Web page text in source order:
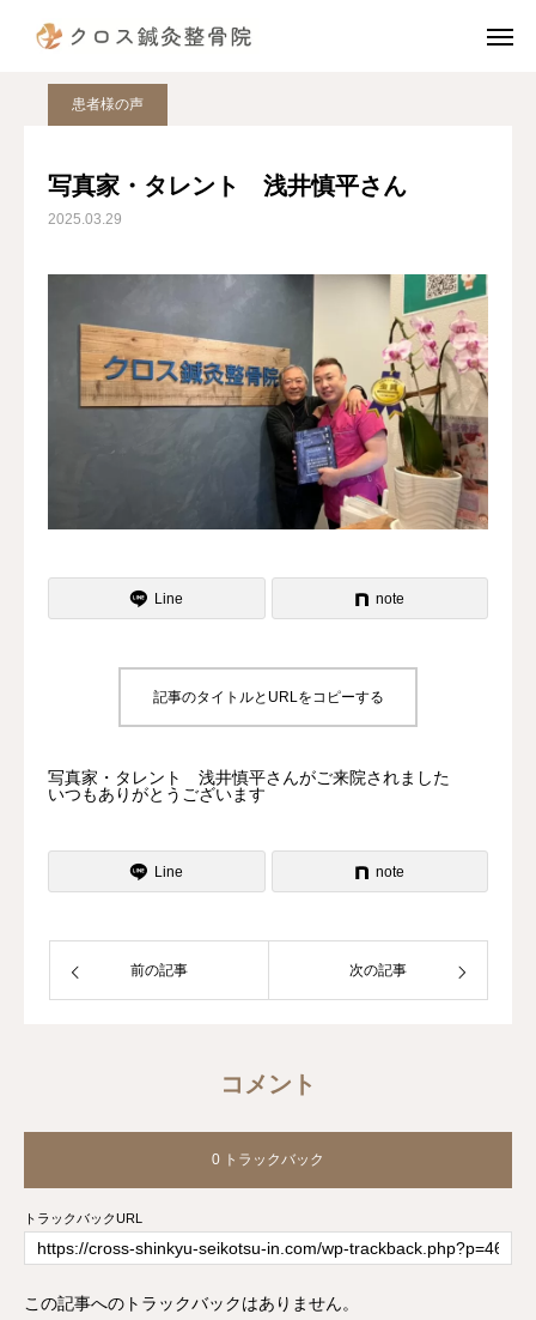
ブログ 患者様の声
患者様の声
写真家・タレント 浅井慎平さん
2025.03.29
Line note
記事のタイトルとURLをコピーする
写真家・タレント 浅井慎平さんがご来院されました
いつもありがとうございます
Line note
前の記事 次の記事
コメント
0 トラックバック
トラックバックURL
この記事へのトラックバックはありません。
電話予約
当院の施術の流れ
院長挨拶
よくある質問